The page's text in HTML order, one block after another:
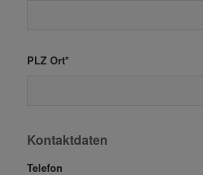
PLZ Ort*
Kontaktdaten
Telefon